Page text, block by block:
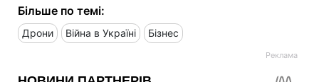
Більше по темі:
Дрони Війна в Україні Бізнес